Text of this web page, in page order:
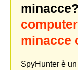
minacce?
minacce
SpyHunter è